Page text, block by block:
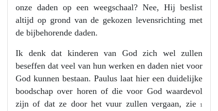
onze daden op een weegschaal? Nee, Hij beslist
altijd op grond van de gekozen levensrichting met
de bijbehorende daden.
Ik denk dat kinderen van God zich wel zullen
beseffen dat veel van hun werken en daden niet voor
God kunnen bestaan. Paulus laat hier een duidelijke
boodschap over horen of die voor God waardevol
zijn of dat ze door het vuur zullen vergaan, zie
1